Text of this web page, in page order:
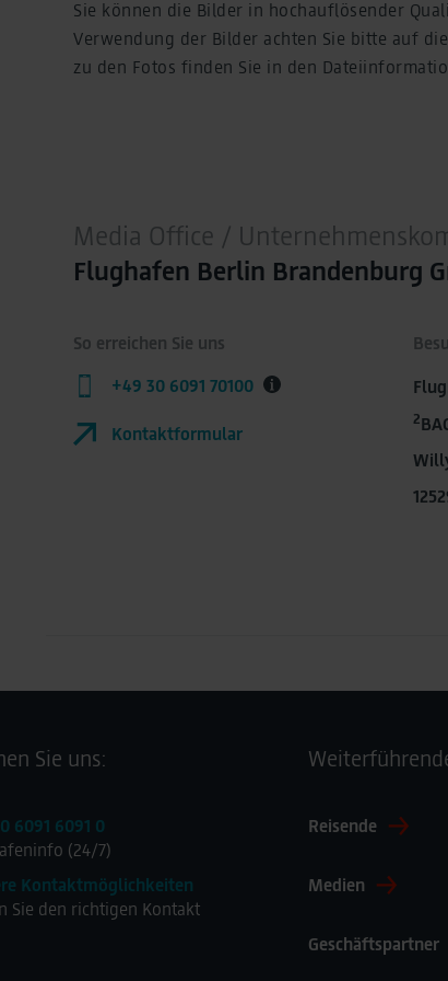
Sie können die Bilder in hochauflösender
Verwendung der Bilder achten Sie bitte auf
zu den Fotos finden Sie in den
Media Office /
Flughafen Berlin Brandenburg
So erreichen Sie uns
+49 30 6091 70100
Kontaktformular
2
Sie uns:
6091 6091 0
(24/7)
Kontaktmöglichkeiten
Sie den richtigen Kontakt
Reisende
Medien
Geschäftspartner